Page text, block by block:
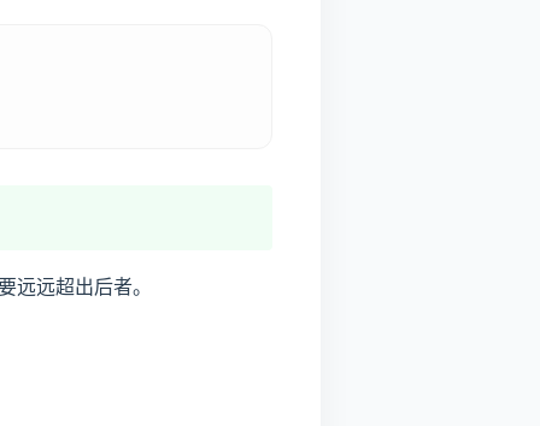
远超出后者。